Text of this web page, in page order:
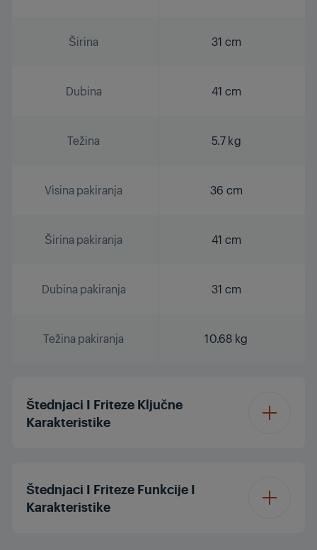
Širina 31 cm
Dubina 41 cm
Težina 5.7 kg
Visina pakiranja 36 cm
Širina pakiranja 41 cm
Dubina pakiranja 31 cm
Težina pakiranja 10.68 kg
Štednjaci I Friteze Ključne
Karakteristike
Štednjaci I Friteze Funkcije I
Karakteristike